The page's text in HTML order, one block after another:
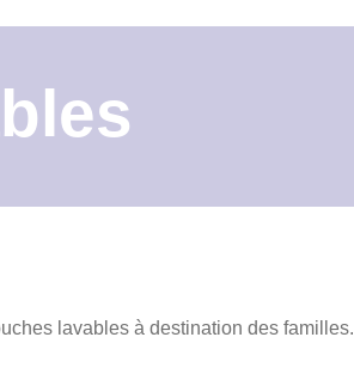
lavables à destination des familles.